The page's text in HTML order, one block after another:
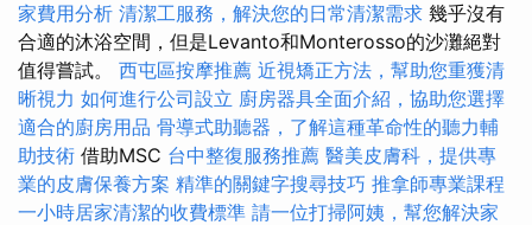
家費用分析 清潔工服務，解決您的日常清潔需求 幾乎沒有
合適的沐浴空間，但是Levanto和Monterosso的沙灘絕對
值得嘗試。 西屯區按摩推薦 近視矯正方法，幫助您重獲清
晰視力 如何進行公司設立 廚房器具全面介紹，協助您選擇
適合的廚房用品 骨導式助聽器，了解這種革命性的聽力輔
助技術 借助MSC 台中整復服務推薦 醫美皮膚科，提供專
業的皮膚保養方案 精準的關鍵字搜尋技巧 推拿師專業課程
一小時居家清潔的收費標準 請一位打掃阿姨，幫您解決家